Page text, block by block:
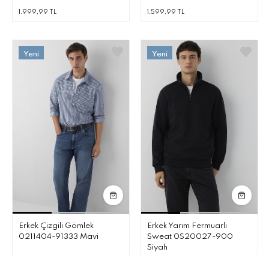
1.999,99 TL 1.599,99 TL
Erkek Çizgili Gömlek
0211404-91333 Mavi
Erkek Yarım Fermuarlı
Sweat 0S20027-900
Siyah